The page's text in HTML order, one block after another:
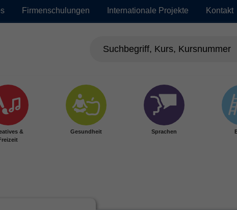
Firmenschulungen Internationale Projekte Kontakt
&
Gesundheit Sprachen